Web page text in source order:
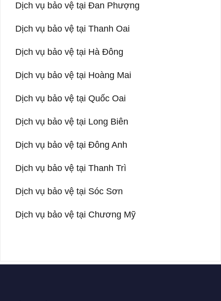
Dịch vụ bảo vệ tại Đan Phượng
Dịch vụ bảo vệ tại Thanh Oai
Dịch vụ bảo vệ tại Hà Đông
Dịch vụ bảo vệ tại Hoàng Mai
Dịch vụ bảo vệ tại Quốc Oai
Dịch vụ bảo vệ tại Long Biên
Dịch vụ bảo vệ tại Đông Anh
Dịch vụ bảo vệ tại Thanh Trì
Dịch vụ bảo vệ tại Sóc Sơn
Dịch vụ bảo vệ tại Chương Mỹ